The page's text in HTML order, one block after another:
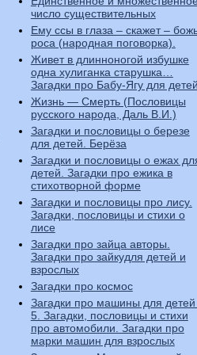
число существительных
Ему ссы в глаза – скажет –
роса (народная поговорка).
Живет в длинноногой избушке
одна хулиганка старушка…
Загадки про Бабу-Ягу для детей
Жизнь — Смерть (Пословицы
русского народа, Даль В.И.)
Загадки и пословицы о березе
для детей. Берёза
Загадки и пословицы о ежах
детей. Загадки про ежика в
стихотворной форме
Загадки и пословицы про лису.
Загадки, пословицы и стихи о
лисе
Загадки про зайца авторы.
Загадки про зайкудля детей и
взрослых
Загадки про космос
Загадки про машины для
5. Загадки, пословицы и стихи
про автомобили. Загадки про
марки машин для взрослых